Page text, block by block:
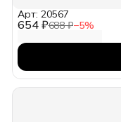
654 ₽688 ₽−5%
Арт: 20567